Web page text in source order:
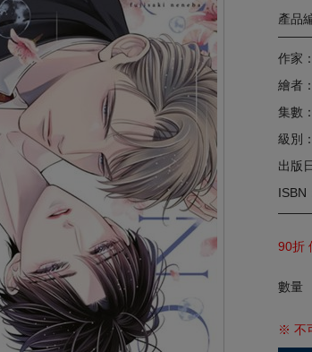
產品
作家：
繪者
集數：
級別
出版
ISBN
90折
數量
※ 不